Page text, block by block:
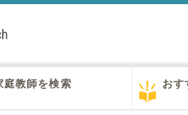
庭教師を検索 おす